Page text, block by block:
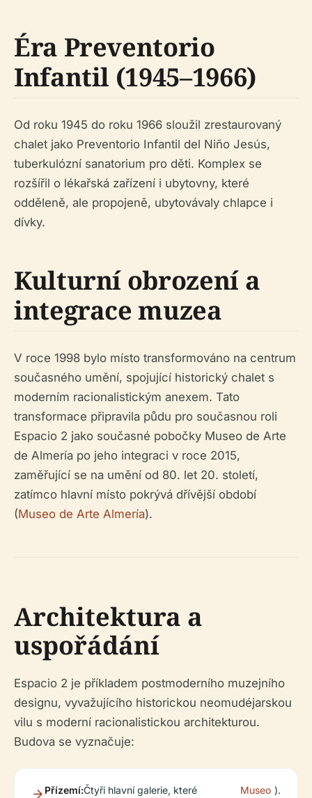
Éra Preventorio
Infantil (1945–1966)
Od roku 1945 do roku 1966 sloužil zrestaurovaný
chalet jako Preventorio Infantil del Niño Jesús,
tuberkulózní sanatorium pro děti. Komplex se
rozšířil o lékařská zařízení i ubytovny, které
odděleně, ale propojeně, ubytovávaly chlapce i
dívky.
Kulturní obrození a
integrace muzea
V roce 1998 bylo místo transformováno na centrum
současného umění, spojující historický chalet s
moderním racionalistickým anexem. Tato
transformace připravila půdu pro současnou roli
Espacio 2 jako současné pobočky Museo de Arte
de Almería po jeho integraci v roce 2015,
zaměřující se na umění od 80. let 20. století,
zatímco hlavní místo pokrývá dřívější období
(Museo de Arte Almería).
Architektura a
uspořádání
Espacio 2 je příkladem postmoderního muzejního
designu, vyvažujícího historickou neomudéjarskou
vilu s moderní racionalistickou architekturou.
Budova se vyznačuje:
Přízemí:Čtyři hlavní galerie, které
Museo ).